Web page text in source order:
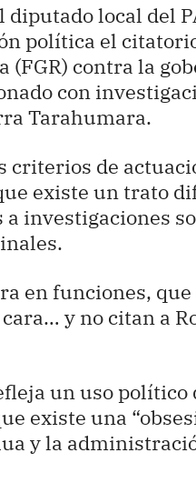
local del
política el
(FGR) contra la
con
Tarahumara.
criterios de
existe un trato
investigaciones
en funciones,
y no citan a
un uso político
existe una
y la